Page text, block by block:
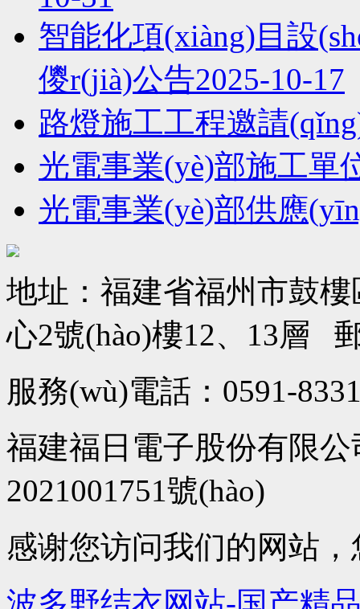
智能化項(xiàng)目設
儍r(jià)公告2025-10-17
路燈施工工程邀請
光電事業(yè)部施工單
光電事業(yè)部供應
地址：福建省福州市鼓
心2號(hào)樓12、13層
服務(wù)電話：0591-
福建福日電子股份有限公
2021001751號(hào)
感谢您访问我们的网站